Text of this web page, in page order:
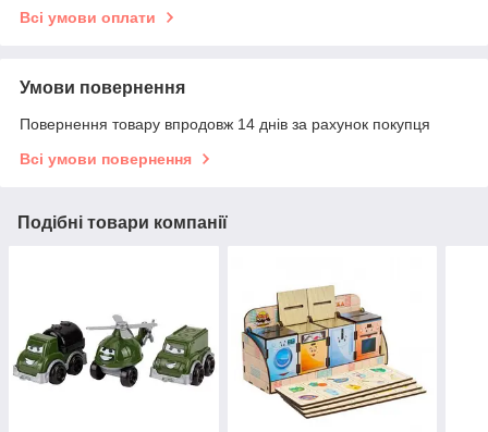
Всі умови оплати
Умови повернення
Повернення товару впродовж 14 днів за рахунок покупця
Всі умови повернення
Подібні товари компанії